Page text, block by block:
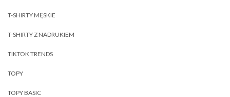
T-SHIRTY MĘSKIE
T-SHIRTY Z NADRUKIEM
TIKTOK TRENDS
TOPY
TOPY BASIC